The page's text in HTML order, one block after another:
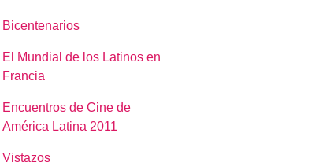
Bicentenarios
El Mundial de los Latinos en
Francia
Encuentros de Cine de
América Latina 2011
Vistazos